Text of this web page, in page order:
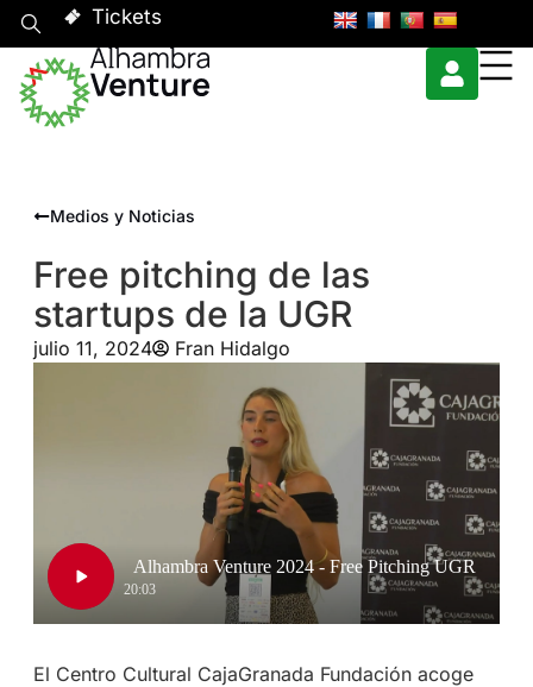
Tickets
Medios y Noticias
Free pitching de las
startups de la UGR
julio 11, 2024 Fran Hidalgo
El Centro Cultural CajaGranada Fundación acoge